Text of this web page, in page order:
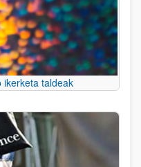
ikerketa taldeak